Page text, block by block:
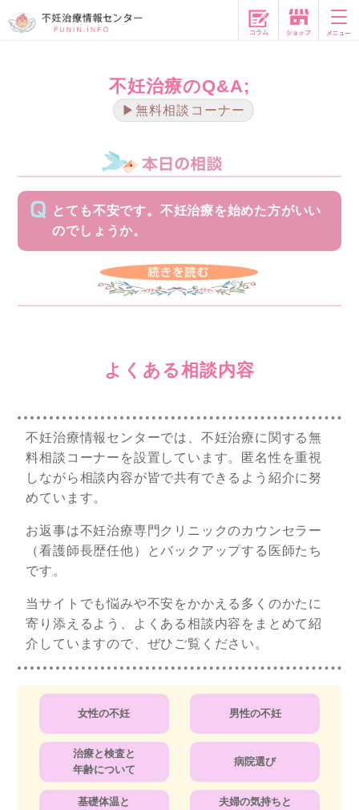
コラム
不妊治療のQ&A;
▶無料相談コーナー
とても不安です。不妊治療を始めた方がいい
のでしょうか。
よくある相談内容
不妊治療情報センターでは、不妊治療に関する無
料相談コーナーを設置しています。匿名性を重視
しながら相談内容が皆で共有できるよう紹介に努
めています。
お返事は不妊治療専門クリニックのカウンセラー
（看護師長歴任他）とバックアップする医師たち
です。
当サイトでも悩みや不安をかかえる多くのかたに
寄り添えるよう、よくある相談内容をまとめて紹
介していますので、ぜひご覧ください。
女性の不妊 男性の不妊
治療と検査と
年齢について
病院選び
基礎体温と
夫婦の気持ちと